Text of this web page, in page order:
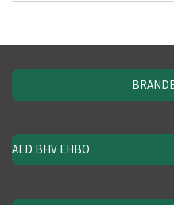
AED BHV EHBO